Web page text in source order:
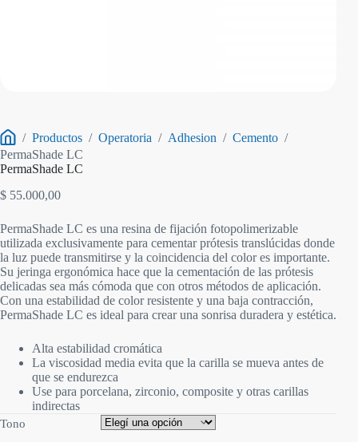
Inicio
/ Productos / Operatoria / Adhesion / Cemento /
PermaShade LC
PermaShade LC
$ 55.000,00
PermaShade LC es una resina de fijación fotopolimerizable
utilizada exclusivamente para cementar prótesis translúcidas donde
la luz puede transmitirse y la coincidencia del color es importante.
Su jeringa ergonómica hace que la cementación de las prótesis
delicadas sea más cómoda que con otros métodos de aplicación.
Con una estabilidad de color resistente y una baja contracción,
PermaShade LC es ideal para crear una sonrisa duradera y estética.
Alta estabilidad cromática
La viscosidad media evita que la carilla se mueva antes de
que se endurezca
Use para porcelana, zirconio, composite y otras carillas
indirectas
Tono